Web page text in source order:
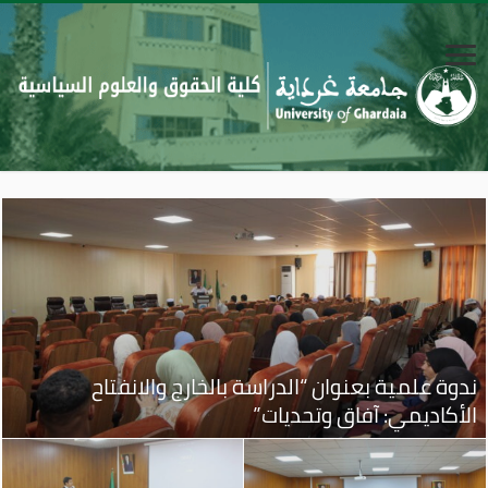
ندوة علمية بعنوان “الدراسة بالخارج والانفتاح
الأكاديمي: آفاق وتحديات”